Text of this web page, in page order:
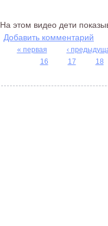
На этом видео дети
Добавить комментарий
Страницы
« первая
‹
16
17 18